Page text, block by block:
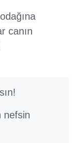
canın
nefsin